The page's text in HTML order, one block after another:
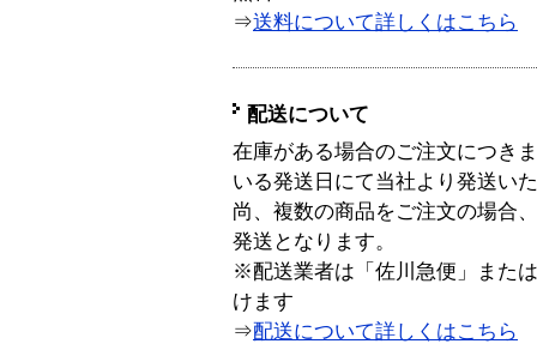
⇒送料について詳しくはこちら
配送について
在庫がある場合のご注文につき
いる発送日にて当社より発送い
尚、複数の商品をご注文の場合
発送となります。
※配送業者は「佐川急便」また
けます
⇒配送について詳しくはこちら